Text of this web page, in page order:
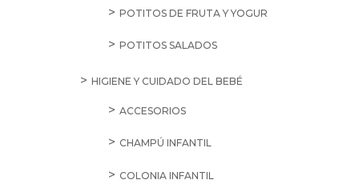
POTITOS DE FRUTA Y YOGUR
POTITOS SALADOS
HIGIENE Y CUIDADO DEL BEBÉ
ACCESORIOS
CHAMPÚ INFANTIL
COLONIA INFANTIL